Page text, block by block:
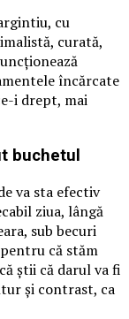
cu
curată,
încărcate
i drept, mai
buchetul
va sta efectiv
ziua, lângă
sub becuri
că stăm
știi că darul va fi
și contrast, ca